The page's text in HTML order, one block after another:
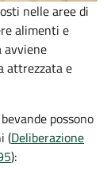
nelle aree di
alimenti e
avviene
attrezzata e
possono
(Deliberazione
):